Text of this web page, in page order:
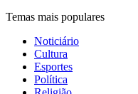
Temas mais populares
Noticiário
Cultura
Esportes
Política